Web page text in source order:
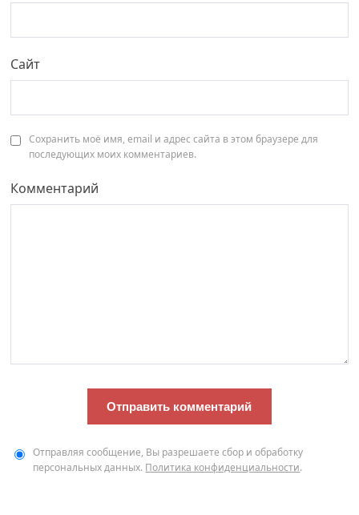
Сайт
Сохранить моё имя, email и адрес сайта в этом браузере для
последующих моих комментариев.
Комментарий
Отправляя сообщение, Вы разрешаете сбор и обработку
персональных данных. Политика конфиденциальности.